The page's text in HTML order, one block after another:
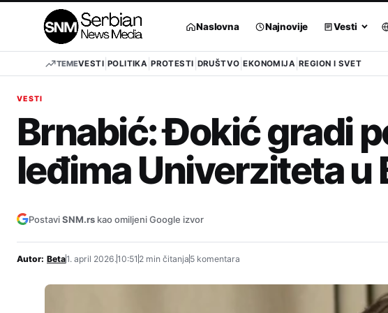
Naslovna Najnovije Vesti
TEMEVESTI POLITIKA PROTESTI DRUŠTVO EKONOMIJA REGION I SVET
VESTI
Brnabić: Đokić gradi
leđima Univerziteta u
PostaviSNM.rs kao omiljeni Google izvor
Autor: Beta1. april 2026.10:51 2 min čitanja 5 komentara